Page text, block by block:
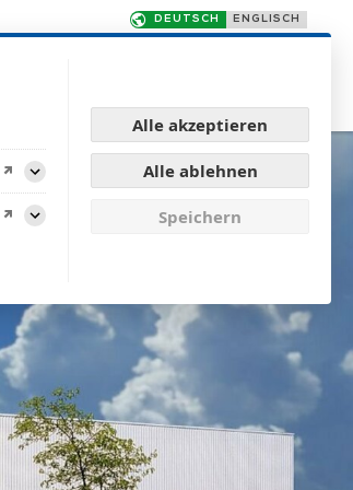
Aufklappen
Aufklappen
Alle akzeptieren
Alle ablehnen
Speichern